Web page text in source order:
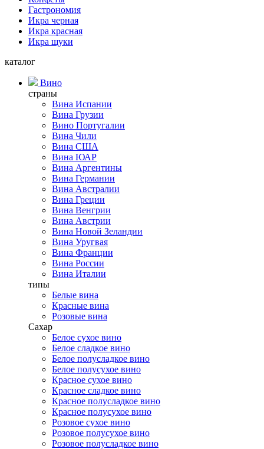
Гастрономия
Икра черная
Икра красная
Икра щуки
каталог
Вино
страны
Вина Испании
Вина Грузии
Вино Португалии
Вина Чили
Вина США
Вина ЮАР
Вина Аргентины
Вина Германии
Вина Австралии
Вина Греции
Вина Венгрии
Вина Австрии
Вина Новой Зеландии
Вина Уругвая
Вина Франции
Вина России
Вина Италии
типы
Белые вина
Красные вина
Розовые вина
Сахар
Белое сухое вино
Белое сладкое вино
Белое полусладкое вино
Белое полусухое вино
Красное сухое вино
Красное сладкое вино
Красное полусладкое вино
Красное полусухое вино
Розовое сухое вино
Розовое полусухое вино
Розовое полусладкое вино